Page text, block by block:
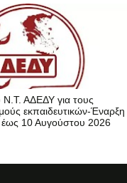
Ν.Τ. ΑΔΕΔΥ για τους
εκπαιδευτικών-Έναρξη
10 Αυγούστου 2026